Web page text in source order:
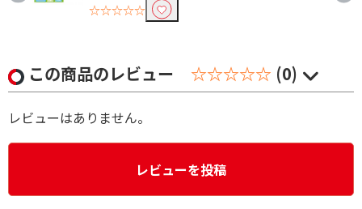
☆☆☆☆☆
この商品のレビュー ☆☆☆☆☆ (0)
レビューはありません。
レビューを投稿